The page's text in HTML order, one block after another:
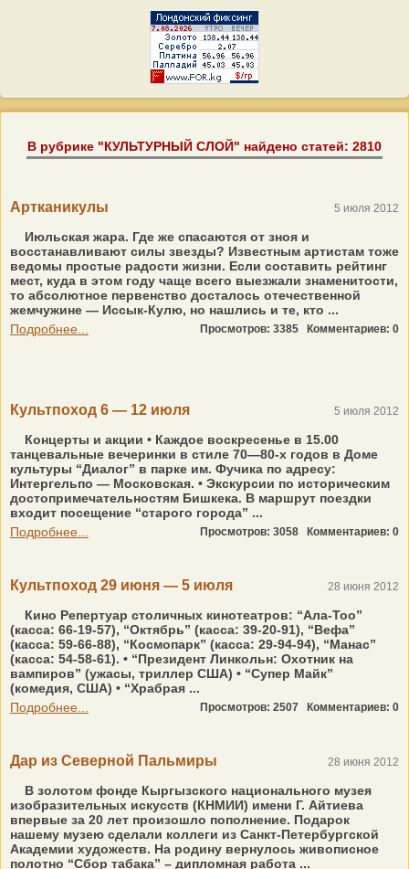
В рубрике "КУЛЬТУРНЫЙ СЛОЙ" найдено статей: 2810
Артканикулы 5 июля 2012
Июльская жара. Где же спасаются от зноя и
восстанавливают силы звезды? Известным артистам тоже
ведомы простые радости жизни. Если составить рейтинг
мест, куда в этом году чаще всего выезжали знаменитости,
то абсолютное первенство досталось отечественной
жемчужине — Иссык-Кулю, но нашлись и те, кто ...
Подробнее...
Просмотров: 3385 Комментариев: 0
Культпоход 6 — 12 июля 5 июля 2012
Концерты и акции • Каждое воскресенье в 15.00
танцевальные вечеринки в стиле 70—80-х годов в Доме
культуры “Диалог” в парке им. Фучика по адресу:
Интергельпо — Московская. • Экскурсии по историческим
достопримечательностям Бишкека. В маршрут поездки
входит посещение “старого города” ...
Подробнее...
Просмотров: 3058 Комментариев: 0
Культпоход 29 июня — 5 июля 28 июня 2012
Кино Репертуар столичных кинотеатров: “Ала-Тоо”
(касса: 66-19-57), “Октябрь” (касса: 39-20-91), “Вефа”
(касса: 59-66-88), “Космопарк” (касса: 29-94-94), “Манас”
(касса: 54-58-61). • “Президент Линкольн: Охотник на
вампиров” (ужасы, триллер США) • “Супер Майк”
(комедия, США) • “Храбрая ...
Подробнее...
Просмотров: 2507 Комментариев: 0
Дар из Северной Пальмиры 28 июня 2012
В золотом фонде Кыргызского национального музея
изобразительных искусств (КНМИИ) имени Г. Айтиева
впервые за 20 лет произошло пополнение. Подарок
нашему музею сделали коллеги из Санкт-Петербургской
Академии художеств. На родину вернулось живописное
полотно “Сбор табака” – дипломная работа ...